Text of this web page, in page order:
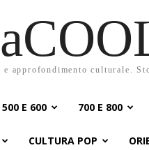
approfondimento culturale.
500 E 600 700 E 800
CULTURA POP